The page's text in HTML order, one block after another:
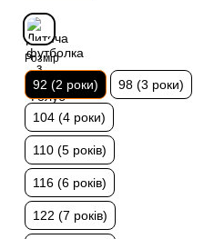
Розмір
92 (2 роки) 98 (3 роки)
104 (4 роки)
110 (5 років)
116 (6 років)
122 (7 років)